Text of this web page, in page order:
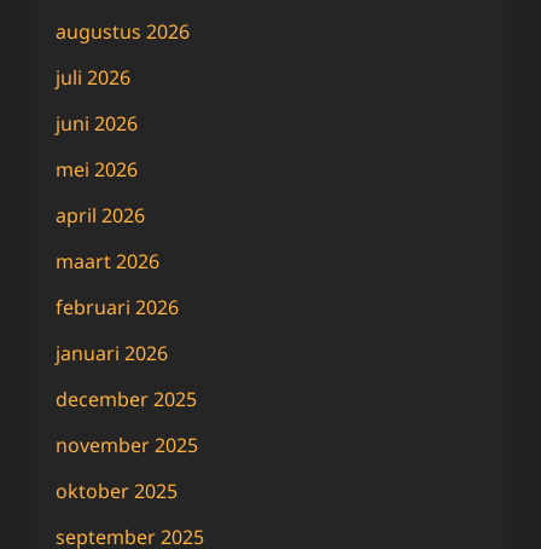
augustus 2026
juli 2026
juni 2026
mei 2026
april 2026
maart 2026
februari 2026
januari 2026
december 2025
november 2025
oktober 2025
september 2025